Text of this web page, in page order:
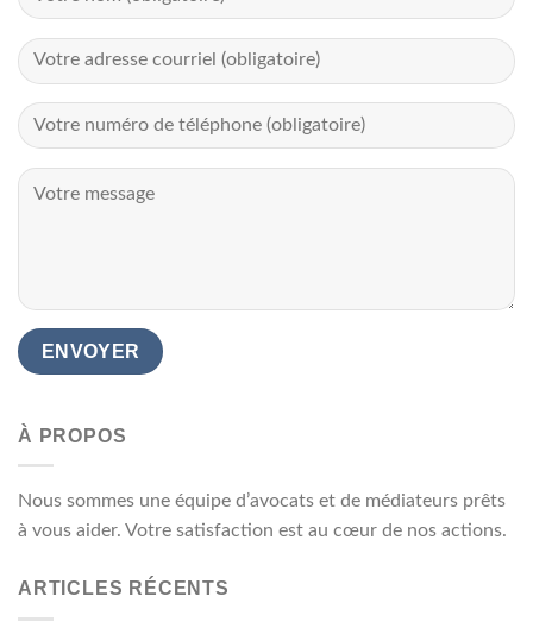
À PROPOS
Nous sommes une équipe d’avocats et de médiateurs prêts
à vous aider. Votre satisfaction est au cœur de nos actions.
ARTICLES RÉCENTS